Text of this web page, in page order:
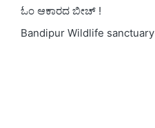
ಓಂ ಆಕಾರದ ಬೀಚ್ !
Bandipur Wildlife sanctuary